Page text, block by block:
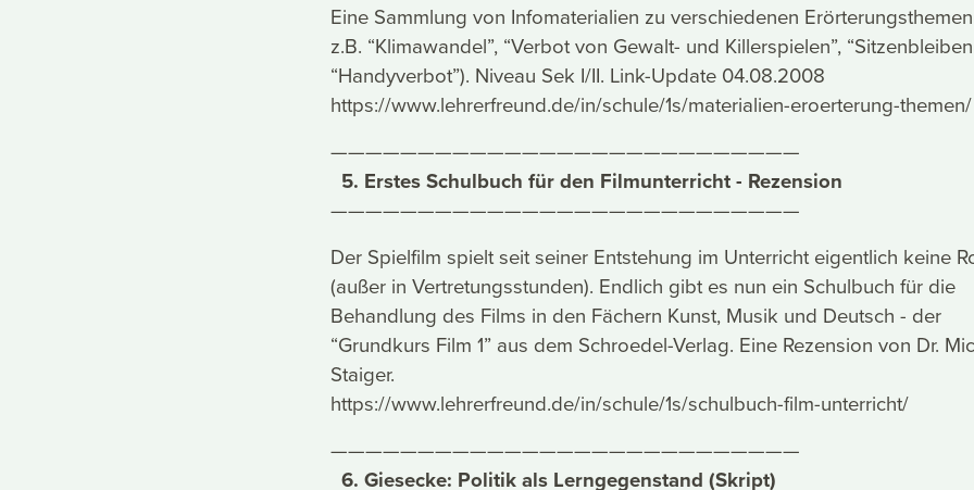
Eine Sammlung von Infomaterialien zu verschiedenen
z.B. “Klimawandel”, “Verbot von Gewalt- und Killerspielen”,
“Handyverbot”). Niveau Sek I/II. Link-Update 04.08.2008
https://www.lehrerfreund.de/in/schule/1s/materialien-eroerterung-themen/
———————————————————————————
5. Erstes Schulbuch für den Filmunterricht - Rezension
———————————————————————————
Der Spielfilm spielt seit seiner Entstehung im Unterricht eigentlich keine
(außer in Vertretungsstunden). Endlich gibt es nun ein Schulbuch für die
Behandlung des Films in den Fächern Kunst, Musik und Deutsch - der
“Grundkurs Film 1” aus dem Schroedel-Verlag. Eine Rezension von Dr.
Staiger.
https://www.lehrerfreund.de/in/schule/1s/schulbuch-film-unterricht/
———————————————————————————
6. Giesecke: Politik als Lerngegenstand (Skript)